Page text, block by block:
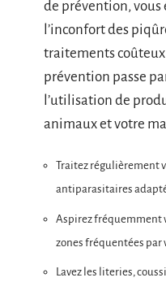
de prévention,
l’inconfort des
traitements coûteux
prévention passe
l’utilisation de
animaux et votre
Traitez régulièrement
antiparasitaires
Aspirez fréquemment
zones fréquentées par
Lavez les literies,